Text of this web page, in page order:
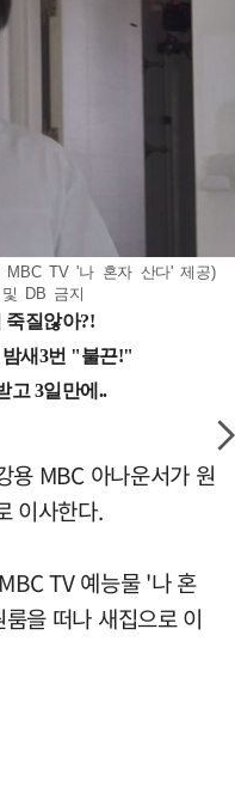
MBC TV '나 혼자 산다' 제공)
DB 금지
용 MBC 아나운서가 원
이사한다.
TV 예능물 '나 혼
을 떠나 새집으로 이